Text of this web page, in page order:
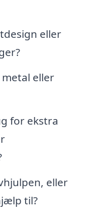
eller
eller
for ekstra
eller
til?